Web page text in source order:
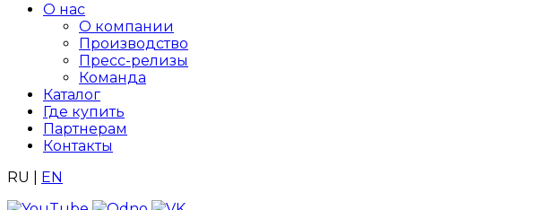
О нас
О компании
Производство
Пресс-релизы
Команда
Каталог
Где купить
Партнерам
Контакты
RU
EN